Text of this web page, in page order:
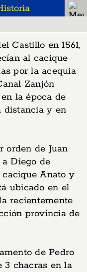
Castillo en 1561,
al cacique
por la acequia
Zanjón
la época de
distancia y en
orden de Juan
a Diego de
cacique Anato y
ubicado en el
recientemente
provincia de
de Pedro
3 chacras en la